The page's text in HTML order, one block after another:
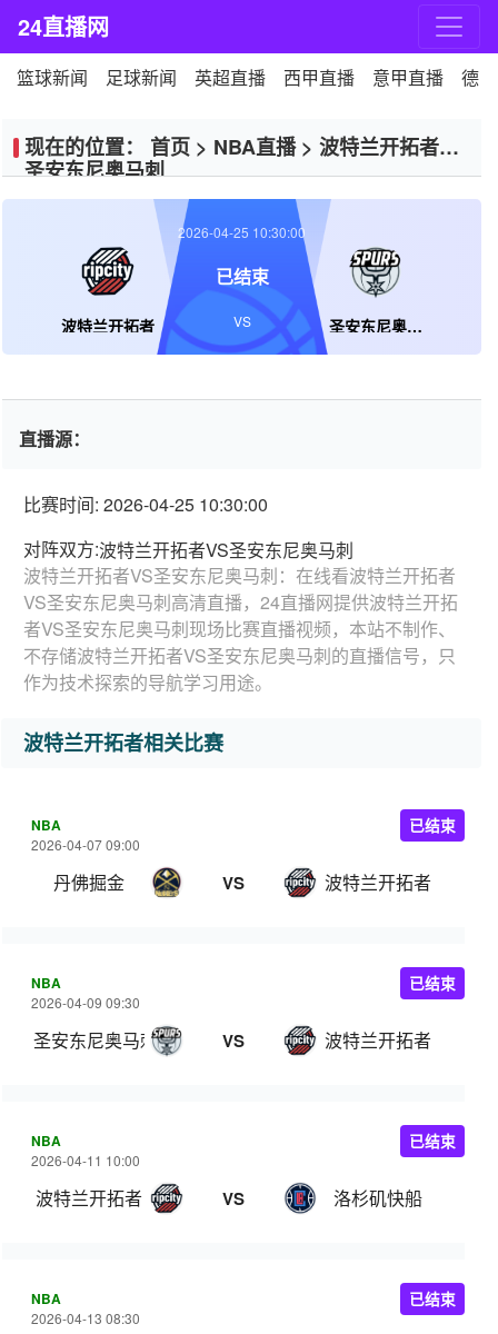
24直播网
篮球新闻 足球新闻 英超直播 西甲直播 意甲直播 德
现在的位置： 首页 > NBA直播> 波特兰开拓者VS
圣安东尼奥马刺
波特兰开拓者 圣安东尼奥马刺
2026-04-25 10:30:00
已结束
VS
直播源：
比赛时间: 2026-04-25 10:30:00
对阵双方:波特兰开拓者VS圣安东尼奥马刺
波特兰开拓者VS圣安东尼奥马刺：在线看波特兰开拓者
VS圣安东尼奥马刺高清直播，24直播网提供波特兰开拓
者VS圣安东尼奥马刺现场比赛直播视频，本站不制作、
不存储波特兰开拓者VS圣安东尼奥马刺的直播信号，只
作为技术探索的导航学习用途。
波特兰开拓者相关比赛
NBA
2026-04-07 09:00
丹佛掘金 VS 波特兰开拓者
已结束
NBA
2026-04-09 09:30
圣安东尼奥马刺 VS 波特兰开拓者
已结束
NBA
2026-04-11 10:00
波特兰开拓者 VS 洛杉矶快船
已结束
NBA
2026-04-13 08:30
已结束